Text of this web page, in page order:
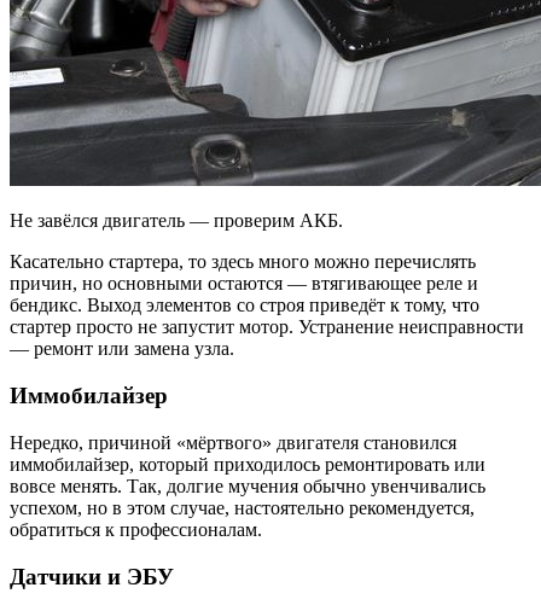
Не завёлся двигатель — проверим АКБ.
Касательно стартера, то здесь много можно перечислять
причин, но основными остаются — втягивающее реле и
бендикс. Выход элементов со строя приведёт к тому, что
стартер просто не запустит мотор. Устранение неисправности
— ремонт или замена узла.
Иммобилайзер
Нередко, причиной «мёртвого» двигателя становился
иммобилайзер, который приходилось ремонтировать или
вовсе менять. Так, долгие мучения обычно увенчивались
успехом, но в этом случае, настоятельно рекомендуется,
обратиться к профессионалам.
Датчики и ЭБУ